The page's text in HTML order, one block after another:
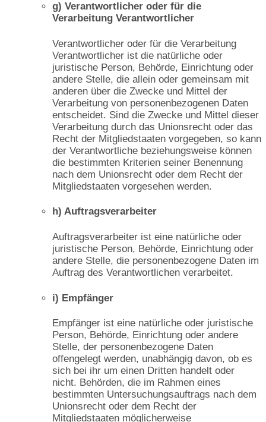
g) Verantwortlicher oder für die
Verarbeitung Verantwortlicher
Verantwortlicher oder für die Verarbeitung
Verantwortlicher ist die natürliche oder
juristische Person, Behörde, Einrichtung oder
andere Stelle, die allein oder gemeinsam mit
anderen über die Zwecke und Mittel der
Verarbeitung von personenbezogenen Daten
entscheidet. Sind die Zwecke und Mittel dieser
Verarbeitung durch das Unionsrecht oder das
Recht der Mitgliedstaaten vorgegeben, so kann
der Verantwortliche beziehungsweise können
die bestimmten Kriterien seiner Benennung
nach dem Unionsrecht oder dem Recht der
Mitgliedstaaten vorgesehen werden.
h) Auftragsverarbeiter
Auftragsverarbeiter ist eine natürliche oder
juristische Person, Behörde, Einrichtung oder
andere Stelle, die personenbezogene Daten im
Auftrag des Verantwortlichen verarbeitet.
i) Empfänger
Empfänger ist eine natürliche oder juristische
Person, Behörde, Einrichtung oder andere
Stelle, der personenbezogene Daten
offengelegt werden, unabhängig davon, ob es
sich bei ihr um einen Dritten handelt oder
nicht. Behörden, die im Rahmen eines
bestimmten Untersuchungsauftrags nach dem
Unionsrecht oder dem Recht der
Mitgliedstaaten möglicherweise